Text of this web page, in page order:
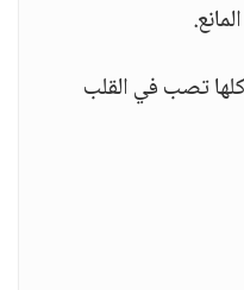
تصب في القلب